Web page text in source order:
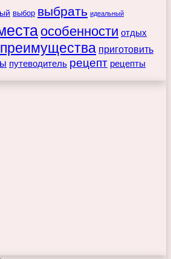
выбор выбрать идеальный
особенности отдых
преимущества приготовить
путеводитель рецепт рецепты